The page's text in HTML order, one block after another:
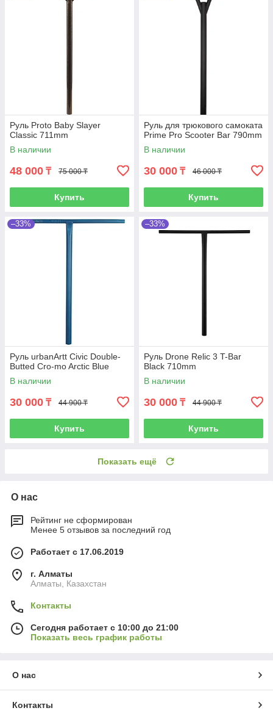
Руль Proto Baby Slayer
Classic 711mm
В наличии
48 000 ₸ 75 000 ₸
Купить
Руль для трюкового самоката
Prime Pro Scooter Bar 790mm
В наличии
30 000 ₸ 46 000 ₸
Купить
–33%
Руль urbanArtt Civic Double-
Butted Cro-mo Arctic Blue
В наличии
30 000 ₸ 44 900 ₸
Купить
–33%
Руль Drone Relic 3 T-Bar
Black 710mm
В наличии
30 000 ₸ 44 900 ₸
Купить
Показать ещё
О нас
Рейтинг не сформирован
Менее 5 отзывов за последний год
Работает с 17.06.2019
г. Алматы
Алматы, Казахстан
Контакты
Сегодня работает с 10:00 до 21:00
Показать весь график работы
О нас
Контакты